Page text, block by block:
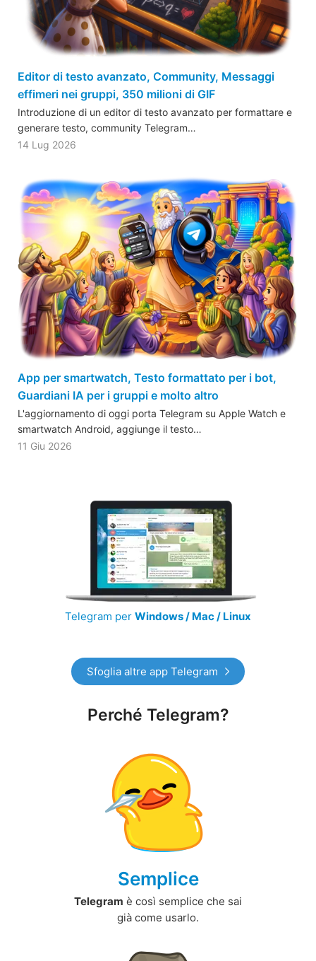
Editor di testo avanzato, Community, Messaggi
effimeri nei gruppi, 350 milioni di GIF
Introduzione di un editor di testo avanzato per formattare e
generare testo, community Telegram…
14 Lug 2026
App per smartwatch, Testo formattato per i bot,
Guardiani IA per i gruppi e molto altro
L'aggiornamento di oggi porta Telegram su Apple Watch e
smartwatch Android, aggiunge il testo…
11 Giu 2026
Telegram per Windows / Mac / Linux
Sfoglia altre app Telegram
Perché Telegram?
Semplice
Telegram è così semplice che sai
già come usarlo.